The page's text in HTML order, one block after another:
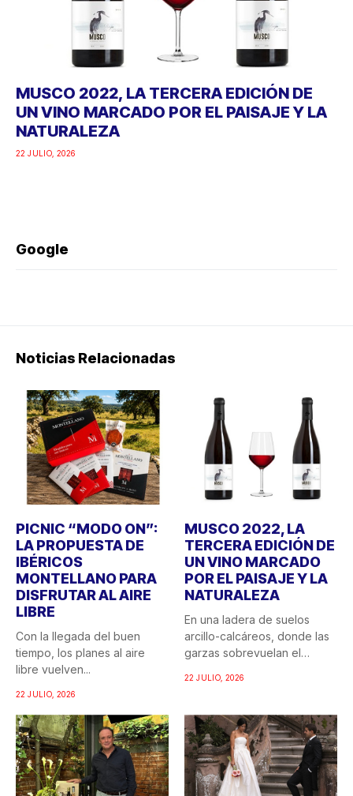
MUSCO 2022, LA TERCERA EDICIÓN DE
UN VINO MARCADO POR EL PAISAJE Y LA
NATURALEZA
22 JULIO, 2026
Google
Noticias Relacionadas
PICNIC “MODO ON”:
LA PROPUESTA DE
IBÉRICOS
MONTELLANO PARA
DISFRUTAR AL AIRE
LIBRE
Con la llegada del buen
tiempo, los planes al aire
libre vuelven...
22 JULIO, 2026
MUSCO 2022, LA
TERCERA EDICIÓN DE
UN VINO MARCADO
POR EL PAISAJE Y LA
NATURALEZA
En una ladera de suelos
arcillo-calcáreos, donde las
garzas sobrevuelan el
22 JULIO, 2026